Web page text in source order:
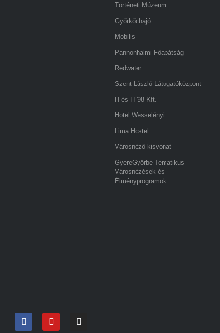
Történeti Múzeum
Győrkőchajó
Mobilis
Pannonhalmi Főapátság
Redwater
Szent László Látogatóközpont
H és H '98 Kft.
Hotel Wesselényi
Lima Hostel
Városnéző kisvonat
GyereGyőrbe Tematikus
Városnézések és
Élményprogramok